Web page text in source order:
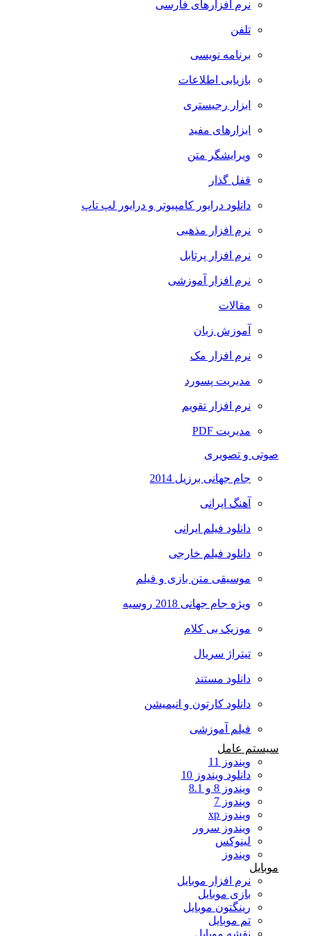
نرم افزارهای فارسی
تلفن
برنامه نویسی
بازیابی اطلاعات
ابزار رجیستری
ابزارهای مفید
ویرایشگر متن
قفل گذار
دانلود درایور کامپیوتر و درایور لپ تاپ
نرم افزار مذهبی
نرم افزار پرتابل
نرم افزار آموزشی
مقالات
آموزش زبان
نرم افزار مک
مدیریت پسورد
نرم افزار تقویم
مدیریت PDF
صوتی و تصویری
جام جهانی برزیل 2014
آهنگ ایرانی
دانلود فیلم ایرانی
دانلود فیلم خارجی
موسیقی متن بازی و فیلم
ویژه جام جهانی 2018 روسیه
موزیک بی کلام
تیتراژ سریال
دانلود مستند
دانلود کارتون و انیمیشن
فیلم آموزشی
سیستم عامل
ویندوز 11
دانلود ویندوز 10
ویندوز 8 و 8.1
ویندوز 7
ویندوز xp
ویندوز سرور
لینوکس
ویندوز
موبایل
نرم افزار موبایل
بازی موبایل
رینگتون موبایل
تم موبایل
نقشه موبایل